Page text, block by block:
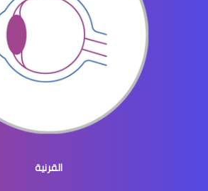
ثقب الشبكية في العين
ثقوب الشبكية في العين
القرنية